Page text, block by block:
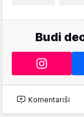
Budi
Komentariši